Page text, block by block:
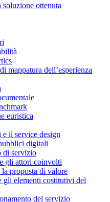
ottenuta
mappatura dell’esperienza
euristica
e il service design
digitali
di servizio
gli attori coinvolti
proposta di valore
gli elementi costitutivi del
del servizio